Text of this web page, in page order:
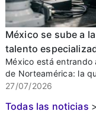
México se sube a
talento
México está
de Norteamérica: la
27/07/2026
Todas las noticias